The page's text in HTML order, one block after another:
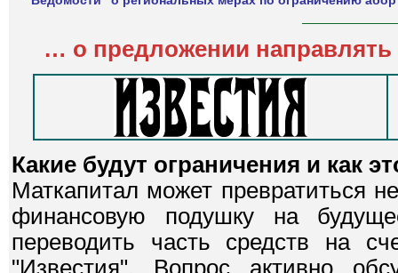
… о предложении
Какие будут ограничения и как
Маткапитал может превратиться
финансовую подушку на
переводить часть средств на
"Известия". Вопрос активно